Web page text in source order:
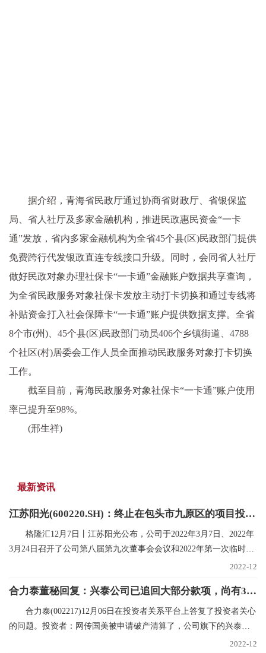
据介绍，青海省民政厅通过协商省财政厅、省银保监
局、省人社厅及多家金融机构，推进民政惠民资金“一卡
通”发放，省内多家金融机构为全省45个县(区)民政部门提供
免费跨行代发银政直连专线接口升级。同时，会同省人社厅
做好民政对象办理社保卡“一卡通”金融账户数据共享查询，
为全省民政服务对象社保卡发放主动打卡切换和通过专线将
补贴资金打入社会保障卡“一卡通”账户提供数据支撑。全省
8个市(州)、45个县(区)民政部门动员406个乡镇街道、4788
个社区(村)居委会工作人员全面推动民政服务对象打卡切换
工作。
截至目前，青海民政服务对象社保卡“一卡通”账户使用
率已提升至98%。
(邢生祥)
最新资讯
江苏阳光(600220.SH)：终止在包头市九原区的项目投资规划
格隆汇12月7日丨江苏阳光公布，公司于2022年3月7日、2022年
3月24日召开了公司第八届第九次董事会会议和2022年第一次临时股
2022-12
合力泰董秘回复：兴泰公司已追回大部分款项，尚有300多万未支付，已申请财产保全|世界焦点
合力泰(002217)12月06日在投资者关系平台上答复了投资者关心
的问题。投资者：网传国美被申请破产清算了，公司旗下的兴泰和
2022-12